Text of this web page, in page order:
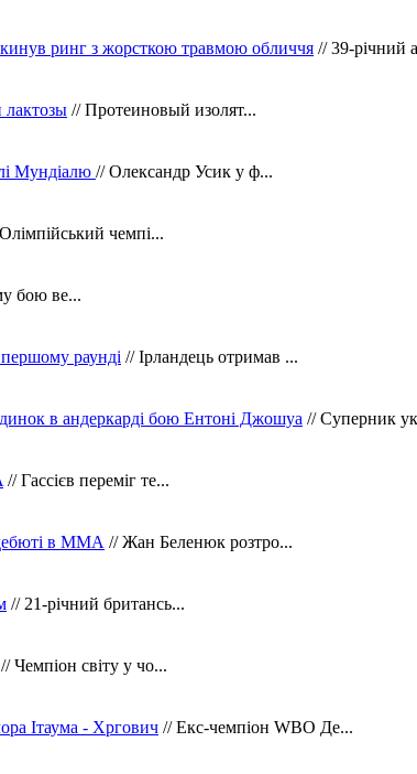
ринг з жорсткою травмою обличчя // 39-річний
лактозы // Протеиновый изолят...
Мундіалю // Олександр Усик у ф...
чемпі...
бою ве...
раунді // Ірландець отримав ...
в андеркарді бою Ентоні Джошуа // Суперник
// Гассієв переміг те...
в ММА // Жан Беленюк розтро...
// 21-річний британсь...
// Чемпіон світу у чо...
Ітаума - Хргович // Екс-чемпіон WBO Де...